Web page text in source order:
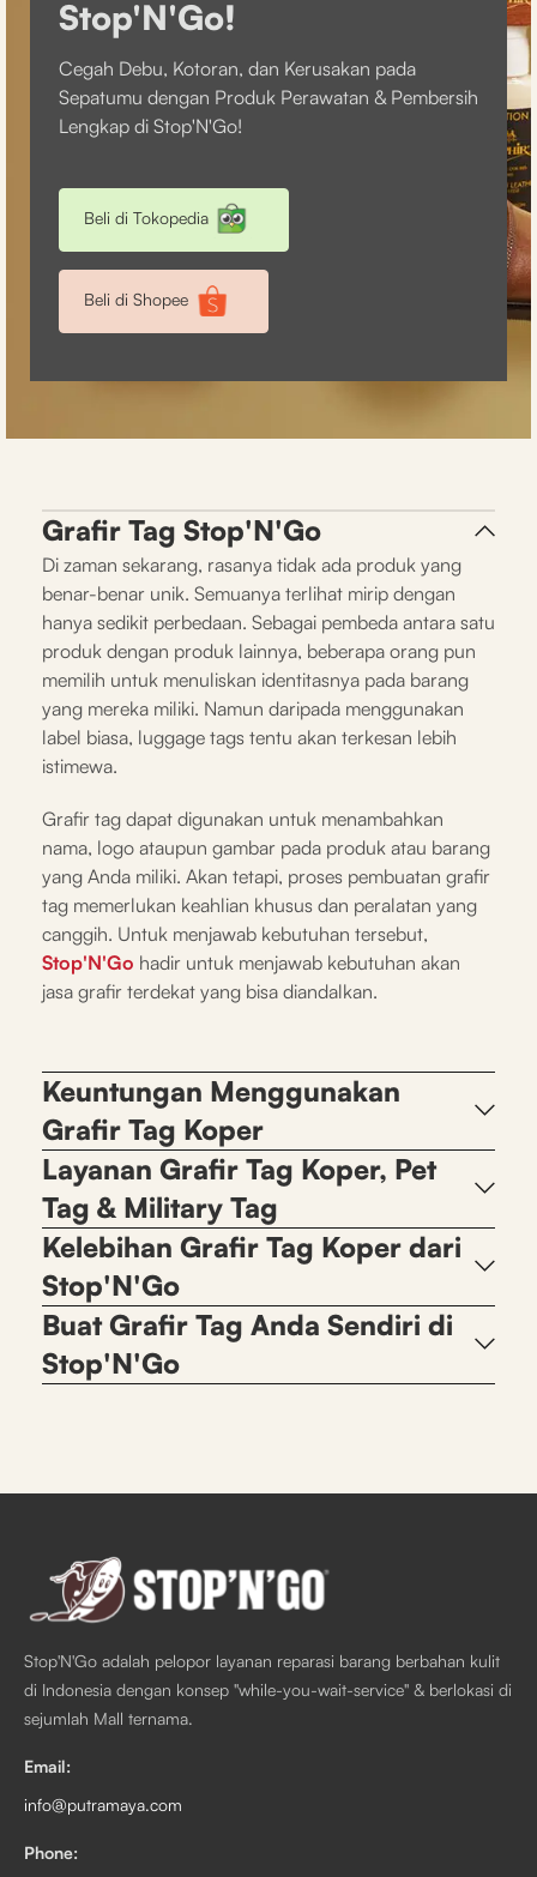
Stop'N'Go!
Cegah Debu, Kotoran, dan Kerusakan pada
Sepatumu dengan Produk Perawatan & Pembersih
Lengkap di Stop'N'Go!
Beli di Tokopedia
Beli di Shopee
Grafir Tag Stop'N'Go
Di zaman sekarang, rasanya tidak ada produk yang
benar-benar unik. Semuanya terlihat mirip dengan
hanya sedikit perbedaan. Sebagai pembeda antara satu
produk dengan produk lainnya, beberapa orang pun
memilih untuk menuliskan identitasnya pada barang
yang mereka miliki. Namun daripada menggunakan
label biasa, luggage tags tentu akan terkesan lebih
istimewa.
Grafir tag dapat digunakan untuk menambahkan
nama, logo ataupun gambar pada produk atau barang
yang Anda miliki. Akan tetapi, proses pembuatan grafir
tag memerlukan keahlian khusus dan peralatan yang
canggih. Untuk menjawab kebutuhan tersebut,
Stop'N'Go hadir untuk menjawab kebutuhan akan
jasa grafir terdekat yang bisa diandalkan.
Keuntungan Menggunakan
Grafir Tag Koper
Layanan Grafir Tag Koper, Pet
Tag & Military Tag
Kelebihan Grafir Tag Koper dari
Stop'N'Go
Buat Grafir Tag Anda Sendiri di
Stop'N'Go
Stop'N'Go adalah pelopor layanan reparasi barang berbahan kulit
di Indonesia dengan konsep "while-you-wait-service" & berlokasi di
sejumlah Mall ternama.
Email:
info@putramaya.com
Phone: